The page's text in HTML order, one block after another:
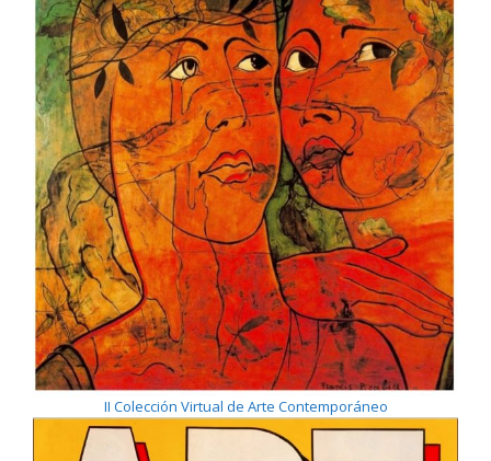
II Colección Virtual de Arte Contemporáneo